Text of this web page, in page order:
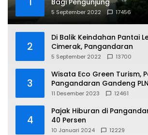
Bagi Pengunjung
5 September 2022 17456
2
Di Balik Keindahan Pantai
Cimerak, Pangandaran
5 September 2022 13700
3
Wisata Eco Green Turism,
Pangandaran Gandeng PLN
11 Desember 2023 12461
4
Pajak Hiburan di
40 Persen
10 Januari 2024 12229